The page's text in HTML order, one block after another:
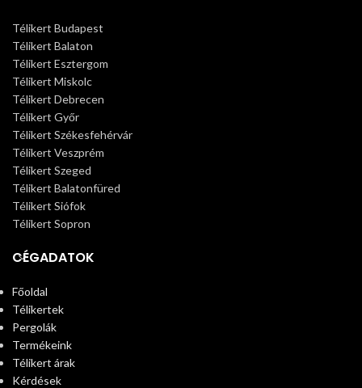
Télikert Budapest
Télikert Balaton
Télikert Esztergom
Télikert Miskolc
Télikert Debrecen
Télikert Győr
Télikert Székesfehérvár
Télikert Veszprém
Télikert Szeged
Télikert Balatonfüred
Télikert Siófok
Télikert Sopron
CÉGADATOK
Főoldal
Télikertek
Pergolák
Termékeink
Télikert árak
Kérdések